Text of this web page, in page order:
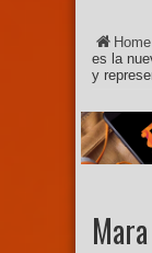
Home
es la
y